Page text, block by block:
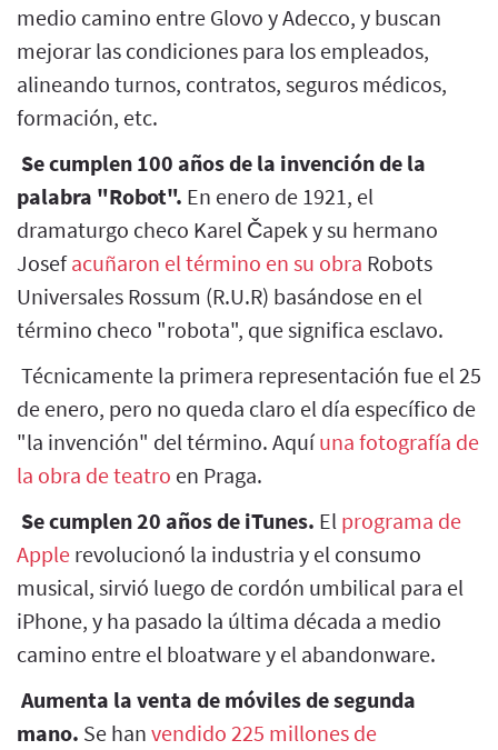
medio camino entre Glovo y Adecco, y buscan
mejorar las condiciones para los empleados,
alineando turnos, contratos, seguros médicos,
formación, etc.
Se cumplen 100 años de la invención de la
palabra "Robot". En enero de 1921, el
dramaturgo checo Karel Čapek y su hermano
Josefacuñaron el término en su obra Robots
Universales Rossum (R.U.R) basándose en el
término checo "robota", que significa esclavo.
Técnicamente la primera representación fue el 25
de enero, pero no queda claro el día específico de
"la invención" del término. Aquí una fotografía de
la obra de teatro en Praga.
Se cumplen 20 años de iTunes. El programa de
Apple revolucionó la industria y el consumo
musical, sirvió luego de cordón umbilical para el
iPhone, y ha pasado la última década a medio
camino entre el bloatware y el abandonware.
Aumenta la venta de móviles de segunda
mano. Se han vendido 225 millones de